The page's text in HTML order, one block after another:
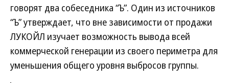
говорят два собеседника “Ъ”. Один из источников
“Ъ” утверждает, что вне зависимости от продажи
ЛУКОЙЛ изучает возможность вывода всей
коммерческой генерации из своего периметра для
уменьшения общего уровня выбросов группы.